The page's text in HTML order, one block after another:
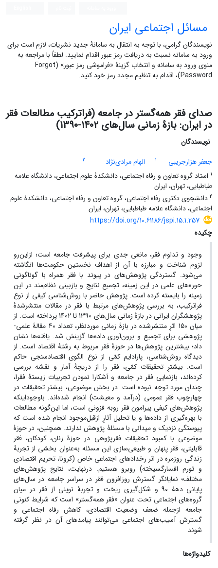
مسائل اجتماعی ایران
نویسندگان گرامی، با توجه به انتقال به سامانۀ جدید نشریات، لازم است برای
ورود به سامانه نسبت به دریافت رمز عبور اقدام نمایید. لطفاً با مراجعه به
منوی ورود به سامانه و انتخاب گزینۀ «فراموشی رمز عبور» (Forgot
Password)، اقدام به تنظیم مجدد رمز خود کنید.
صدای فقر همه‌گستر در جامعه (فراترکیب مطالعات فقر
در ایران: بازۀ زمانی سال‌های 1402-1390)
نویسندگان
جعفر هزارجریبی
1 الهام مرادی‌نژاد
2
1 استاد گروه تعاون و رفاه اجتماعی، دانشکدۀ علوم اجتماعی، دانشگاه علامه
طباطبایی، تهران، ایران
2 دانشجوی دکتری رفاه اجتماعی، گروه تعاون و رفاه اجتماعی، دانشکدۀ علوم
اجتماعی، دانشگاه علامه طباطبایی، تهران، ایران
https://doi.org/10.61186/jspi.15.1.257
چکیده
وجود و تداوم فقر، مانعی جدی برای پیشرفت جامعه است؛ ازاین‌رو
لزوم شناخت و مبارزه با آن از اهداف نخستین حکومت‌ها انگاشته
می‌شود. گستردگی پژوهش‌های در پیوند با فقر همراه با گوناگونی
حوزه‌های علمی در این زمینه، تجمیع نتایج و بازبینی نظام‌مند در این
زمینه را بایسته کرده است. پژوهش حاضر با روش‌شناسی کیفی از نوع
فراترکیب، به بررسی پژوهش‌های مرتبط با فقر در مقالات منتشرشدۀ
پژوهشگران ایرانی در بازۀ زمانی سال‌های 1390 تا 1402 پرداخته است. از
میان 150 اثرِ منتشرشده در بازۀ زمانی موردنظر، تعداد 40 مقالۀ علمی-
پژوهشی برای تجمیع و برون‌آوری داده‌ها گزینش شد. یافته‌ها نشان
داد؛ بیشترین پژوهش‌ها در حوزۀ فقر مربوط به رشتۀ اقتصاد است. از
دیدگاه روش‌شناسی، پارادایم کمّی از نوع الگوی اقتصادسنجی حاکم
است. بیشترِ تحقیقات کمّی، فقر را از دریچۀ آمار و نقشه بررسی
کرده‌اند، بازنمایی فقر در جامعه و آشکارا نمودن تجربیات زیستۀ فقرا،
چندان مورد توجه نبوده است. در بخش موضوعی، بیشتر تحقیقات در
چهارچوب فقر عمومی (درآمد و معیشت) انجام شده‌اند. باوجوداینکه
پژوهش‌های کیفی پیرامون فقر روبه فزونی است، اما این‌گونه مطالعات
با بهره‌گیری از داده‌ها و یا تحلیل آثارِ ازقبل‌موجود انجام شده است که
پیوستگی نزدیک و میدانی با مسئلۀ پژوهش ندارند. همچنین، در حوزۀ
موضوعی با کمبود تحقیقات فقرپژوهی در حوزۀ زنان، کودکان، فقر
قابلیتی، فقر پنهان و طبیعی‌سازی این مسئله به‌عنوان بخشی از تجربۀ
زندگی روزمره در اثر رخدادهای اجتماعی خاص (کرونا، تحریم اقتصادی
و تورم افسارگسیخته) روبرو هستیم. درنهایت، نتایج پژوهش‌های
مختلف؛ نمایانگر گسترش روزافزون فقر در سراسر جامعه در سال‌های
پایانی دهۀ 90 و شکل‌گیری ریخت و تجربۀ نوینی از فقر در میان
گروه‌های اجتماعی تحت عنوان «فقر همه‌گستر» است که شرایط کنونی
جامعه ازجمله ضعف وضعیت اقتصادی، کاهش رفاه اجتماعی و
گسترش آسیب‌های اجتماعی می‌توانند پیامدهای آن در نظر گرفته
شوند
کلیدواژه‌ها